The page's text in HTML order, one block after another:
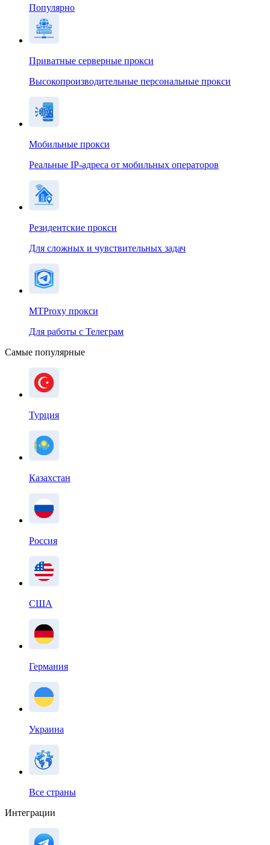
Популярно
Приватные серверные прокси
Высокопроизводительные персональные прокси
Мобильные прокси
Реальные IP-адреса от мобильных операторов
Резидентские прокси
Для сложных и чувствительных задач
MTProxy прокси
Для работы с Телеграм
Самые популярные
Турция
Казахстан
Россия
США
Германия
Украина
Все страны
Интеграции